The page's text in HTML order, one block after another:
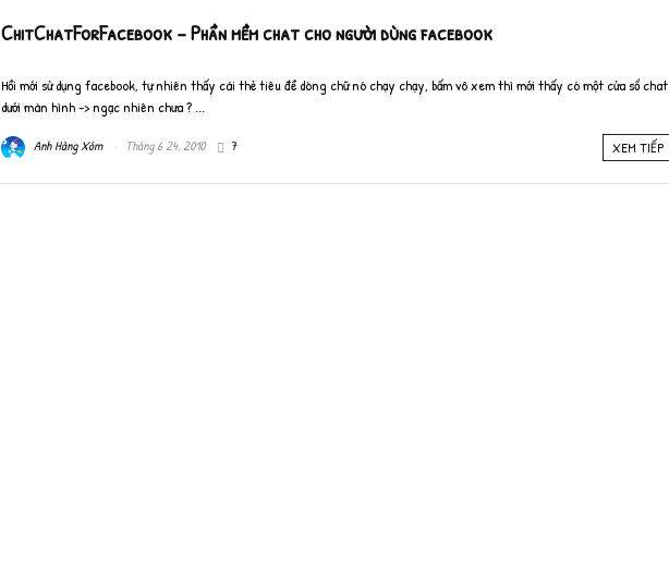
ChitChatForFacebook – Phần mềm chat cho người dùng facebook
Hồi mới sử dụng facebook, tự nhiên thấy cái thẻ tiêu đề dòng chữ nó chạy chạy, bấm vô xem thì mới thấy có một cửa sổ chat
dưới màn hình -> ngạc nhiên chưa ? ...
Anh Hàng Xóm Tháng 6 24, 2010 7 XEM TIẾP